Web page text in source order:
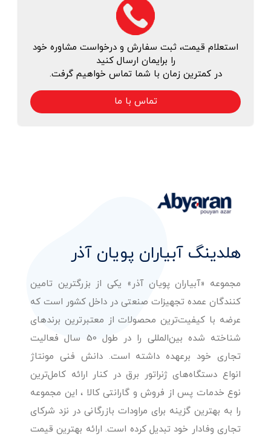
استعلام قیمت، ثبت سفارش و درخواست مشاوره خود
را برایمان ارسال کنید
در کمترین زمان با شما تماس خواهیم گرفت.
تماس با ما
هلدینگ آبیاران پویان آذر
مجموعه «آبیاران پویان آذر» یکی از بزرگترین تامین
کنندگان عمده تجهیزات صنعتی در داخل کشور است که
عرضه با کیفیت‌ترین محصولات از معتبرترین برندهای
شناخته شده بین‌المللی را در طول 50 سال فعالیت
تجاری خود برعهده داشته است. دانش فنی مونتاژ
انواع دستگاه‌های ژنراتور برق در کنار ارائه کامل‌ترین
نوع خدمات پس از فروش و گارانتی کالا ، این مجموعه
را به بهترین گزینه برای مراودات بازرگانی در نزد شرکای
تجاری وفادار خود تبدیل کرده است. ارائه بهترین قیمت